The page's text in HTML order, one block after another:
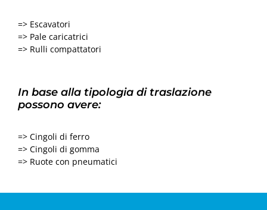
=> Escavatori
=> Pale caricatrici
=> Rulli compattatori
In base alla tipologia di traslazione
possono avere:
=> Cingoli di ferro
=> Cingoli di gomma
=> Ruote con pneumatici